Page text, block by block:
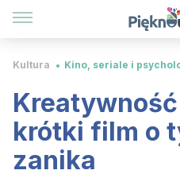
Kultura Kino, seriale i
krótki film o
zanika